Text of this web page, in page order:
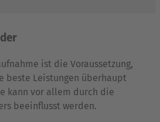
ist die Voraussetzung,
beste Leistungen überhaupt
kann vor allem durch die
beeinflusst werden.